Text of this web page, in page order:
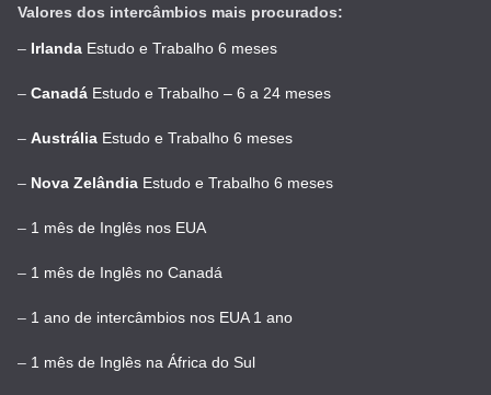
Valores dos intercâmbios mais procurados:
– Irlanda Estudo e Trabalho 6 meses
– Canadá Estudo e Trabalho – 6 a 24 meses
– Austrália Estudo e Trabalho 6 meses
– Nova Zelândia Estudo e Trabalho 6 meses
– 1 mês de Inglês nos EUA
– 1 mês de Inglês no Canadá
– 1 ano de intercâmbios nos EUA 1 ano
– 1 mês de Inglês na África do Sul